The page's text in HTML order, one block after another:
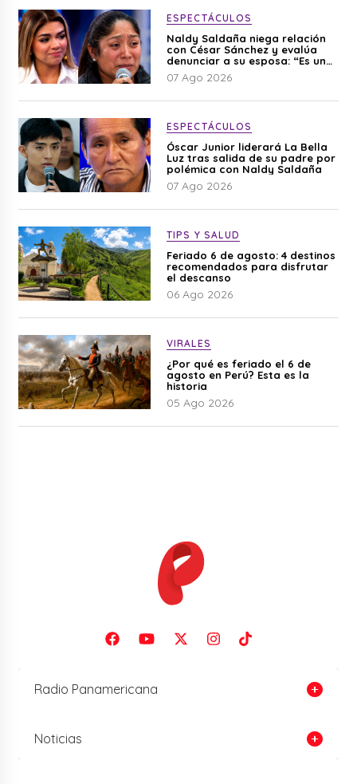
ESPECTÁCULOS
Naldy Saldaña niega relación
con César Sánchez y evalúa
denunciar a su esposa: “Es una
difamación”
07 Ago 2026
ESPECTÁCULOS
Óscar Junior liderará La Bella
Luz tras salida de su padre por
polémica con Naldy Saldaña
07 Ago 2026
TIPS Y SALUD
Feriado 6 de agosto: 4 destinos
recomendados para disfrutar
el descanso
06 Ago 2026
VIRALES
¿Por qué es feriado el 6 de
agosto en Perú? Esta es la
historia
05 Ago 2026
Radio Panamericana
Noticias